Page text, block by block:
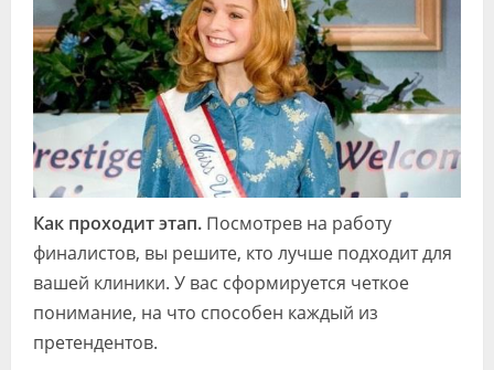
Как проходит этап. Посмотрев на работу
финалистов, вы решите, кто лучше подходит для
вашей клиники. У вас сформируется четкое
понимание, на что способен каждый из
претендентов.